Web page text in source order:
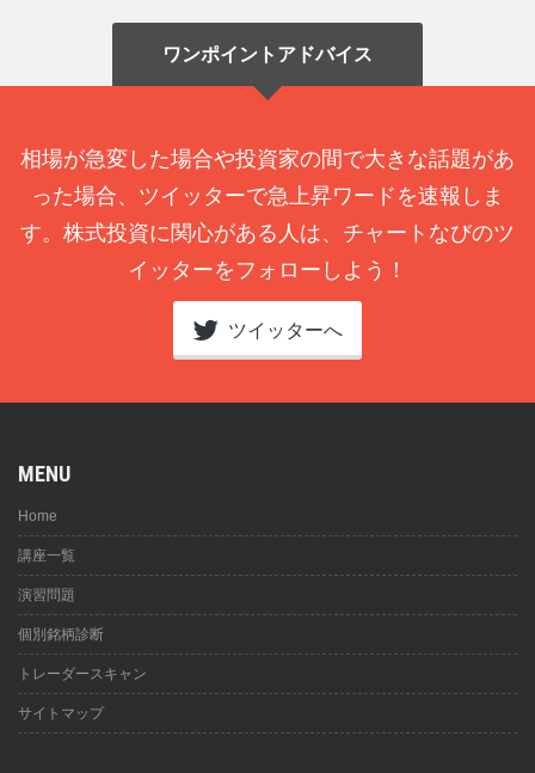
ワンポイントアドバイス
相場が急変した場合や投資家の間で大きな話題があ
った場合、ツイッターで急上昇ワードを速報しま
す。株式投資に関心がある人は、チャートなびのツ
イッターをフォローしよう！
ツイッターへ
MENU
Home
講座一覧
演習問題
個別銘柄診断
トレーダースキャン
サイトマップ